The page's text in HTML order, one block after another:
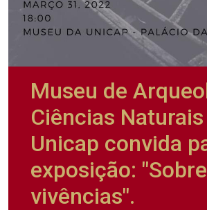
Museu de
Ciências
Unicap convida
exposição: "Sobre
vivências".